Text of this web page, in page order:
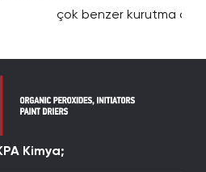
çok benzer kurutma
Kimya;